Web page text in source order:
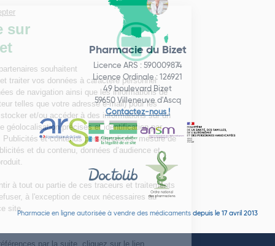
Pharmacie du Bizet
Licence ARS : 590009874
Licence Ordinale : 126921
49 boulevard Bizet
59650 Villeneuve d'Ascq
Contactez-nous !
Pharmacie en ligne autorisée à vendre des médicaments depuis le 17 avril 2013